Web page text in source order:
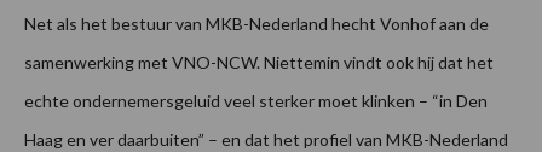
Net als het bestuur van MKB-Nederland hecht Vonhof aan de
samenwerking met VNO-NCW. Niettemin vindt ook hij dat het
echte ondernemersgeluid veel sterker moet klinken – “in Den
Haag en ver daarbuiten” – en dat het profiel van MKB-Nederland